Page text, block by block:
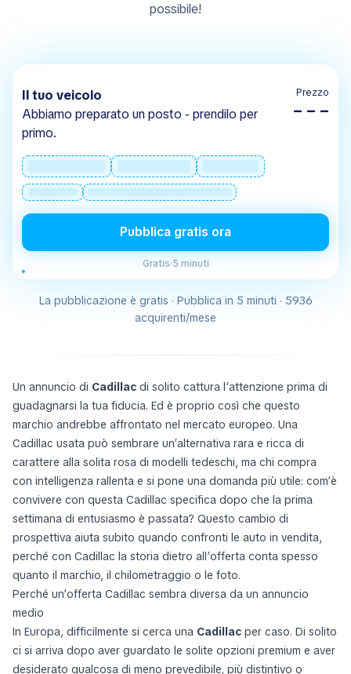
possibile!
Il tuo veicolo
Abbiamo preparato un posto - prendilo per
primo.
Prezzo
– – –
Pubblica gratis ora
Gratis·5 minuti
La pubblicazione è gratis · Pubblica in 5 minuti · 5936
acquirenti/mese
Un annuncio di Cadillac di solito cattura l’attenzione prima di
guadagnarsi la tua fiducia. Ed è proprio così che questo
marchio andrebbe affrontato nel mercato europeo. Una
Cadillac usata può sembrare un’alternativa rara e ricca di
carattere alla solita rosa di modelli tedeschi, ma chi compra
con intelligenza rallenta e si pone una domanda più utile: com’è
convivere con questa Cadillac specifica dopo che la prima
settimana di entusiasmo è passata? Questo cambio di
prospettiva aiuta subito quando confronti le auto in vendita,
perché con Cadillac la storia dietro all’offerta conta spesso
quanto il marchio, il chilometraggio o le foto.
Perché un’offerta Cadillac sembra diversa da un annuncio
medio
In Europa, difficilmente si cerca una Cadillac per caso. Di solito
ci si arriva dopo aver guardato le solite opzioni premium e aver
desiderato qualcosa di meno prevedibile, più distintivo o